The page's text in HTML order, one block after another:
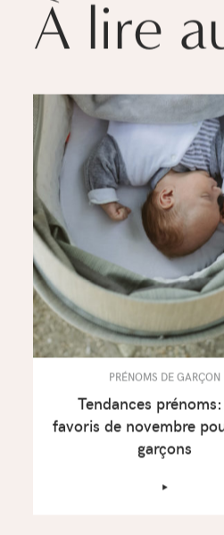
À lire
PRÉNOMS DE GARÇON
Tendances
favoris de novembre
garçons
‣